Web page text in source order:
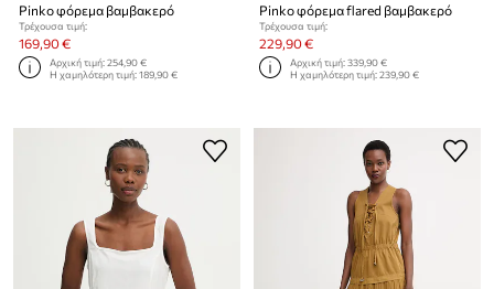
Pinko φόρεμα βαμβακερό
Τρέχουσα τιμή:
169,90 €
Αρχική τιμή:254,90 €
Η χαμηλότερη τιμή:189,90 €
Pinko φόρεμα flared βαμβακερό
Τρέχουσα τιμή:
229,90 €
Αρχική τιμή:339,90 €
Η χαμηλότερη τιμή:239,90 €